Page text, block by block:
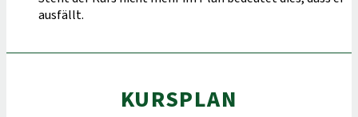
ausfällt.
KURSPLAN